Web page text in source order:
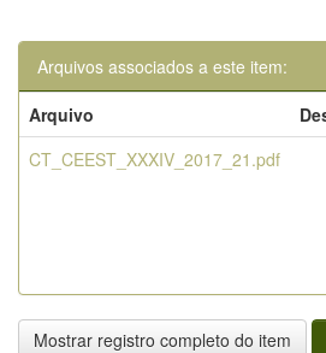
Arquivos associados a este item:
Arquivo
CT_CEEST_XXXIV_2017_21.pdf
Mostrar registro completo do item